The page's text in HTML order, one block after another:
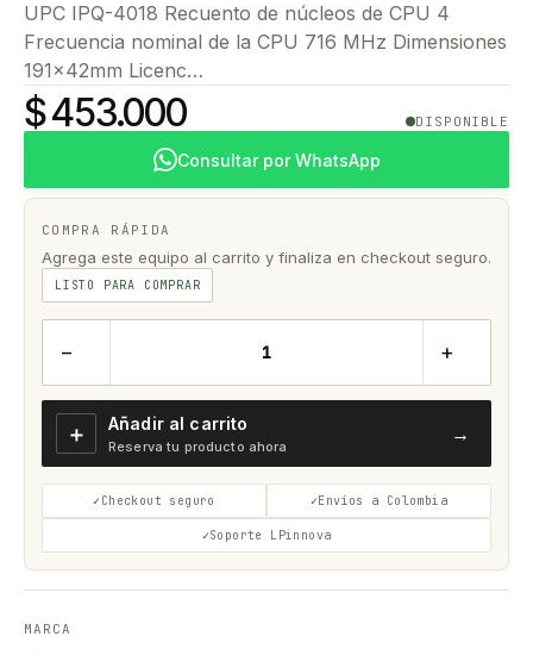
UPC IPQ-4018 Recuento de núcleos de CPU 4
Frecuencia nominal de la CPU 716 MHz Dimensiones
191x42mm Licenc…
$ 453.000 DISPONIBLE
Consultar por WhatsApp
COMPRA RÁPIDA
Agrega este equipo al carrito y finaliza en checkout seguro.
LISTO PARA COMPRAR
− +
＋ Añadir al carrito
Reserva tu producto ahora
→
Checkout seguro Envíos a Colombia
Soporte LPinnova
MARCA